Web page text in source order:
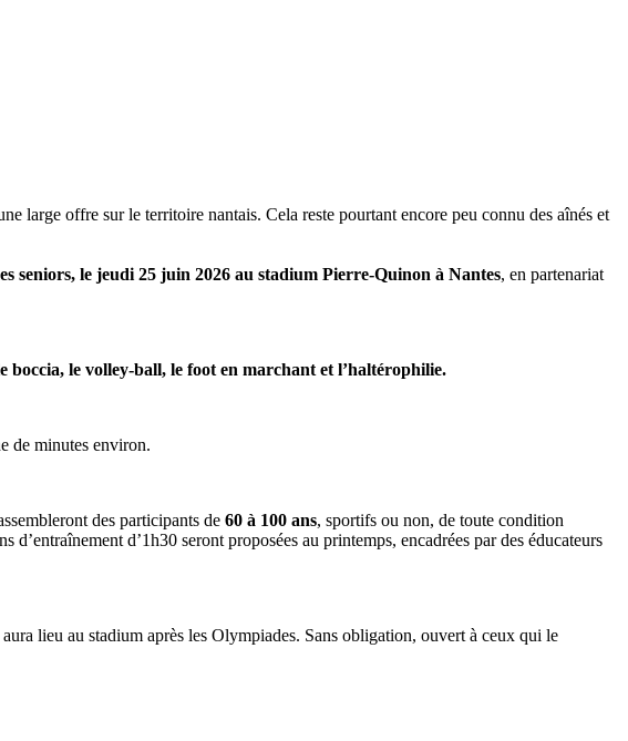
large offre sur le territoire nantais. Cela reste pourtant encore peu connu des aînés et
seniors, le jeudi 25 juin 2026 au stadium Pierre-Quinon à Nantes, en partenariat
boccia, le volley-ball, le foot en marchant et l’haltérophilie.
de minutes environ.
des participants de 60 à 100 ans, sportifs ou non, de toute condition
d’1h30 seront proposées au printemps, encadrées par des éducateurs
lieu au stadium après les Olympiades. Sans obligation, ouvert à ceux qui le